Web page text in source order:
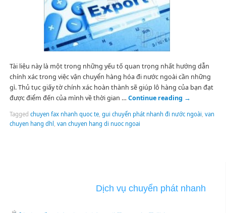
Tài liệu này là một trong những yếu tố quan trọng nhất hướng dẫn
chính xác trong việc vận chuyển hàng hóa đi nước ngoài cần những
gì. Thủ tục giấy tờ chính xác hoàn thành sẽ giúp lô hàng của bạn đạt
được điểm đến của mình về thời gian … Continue reading →
Tagged chuyen fax nhanh quoc te, gui chuyển phát nhanh đi nước ngoài, van
chuyen hang dhl , van chuyen hang di nuoc ngoai
Dịch vụ chuyển phát nhanh